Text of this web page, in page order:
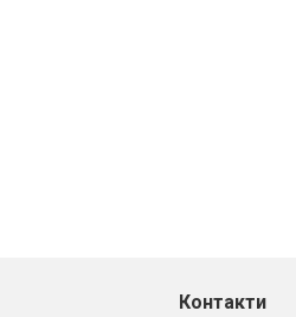
Контакти